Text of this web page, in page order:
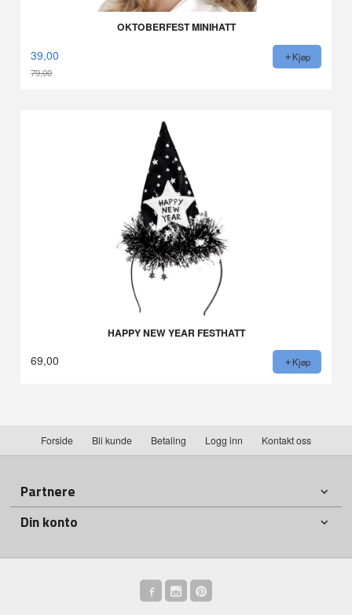
OKTOBERFEST MINIHATT
39,00
79,00
Kjøp
HAPPY NEW YEAR FESTHATT
69,00 Kjøp
Forside Bli kunde Betaling Logg inn Kontakt oss
Partnere
Din konto